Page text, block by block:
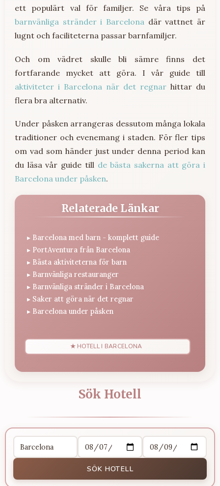
Sök Hotell
SÖK HOTELL
ett populärt val för familjer. Se våra tips på
barnvänliga stränder i Barcelona där vattnet är
lugnt och faciliteterna passar barnfamiljer.
Och om vädret skulle bli sämre finns det
fortfarande mycket att göra. I vår guide till
aktiviteter i Barcelona när det regnar hittar du
flera bra alternativ.
Under påsken arrangeras dessutom många lokala
traditioner och evenemang i staden. För fler tips
om vad som händer just under denna period kan
du läsa vår guide till de bästa sakerna att göra i
Barcelona under påsken.
Relaterade Länkar
▸ Barcelona med barn - komplett guide
▸ PortAventura från Barcelona
▸ Bästa aktiviteterna för barn
▸ Barnvänliga restauranger
▸ Barnvänliga stränder i Barcelona
▸ Saker att göra när det regnar
▸ Barcelona under påsken
★ HOTELL I BARCELONA